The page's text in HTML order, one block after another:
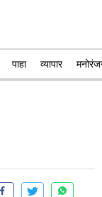
पाहा व्यापार